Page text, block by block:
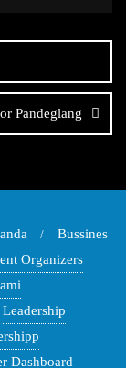
Pandeglang
Bussines
Organizers
Leadership
Dashboard